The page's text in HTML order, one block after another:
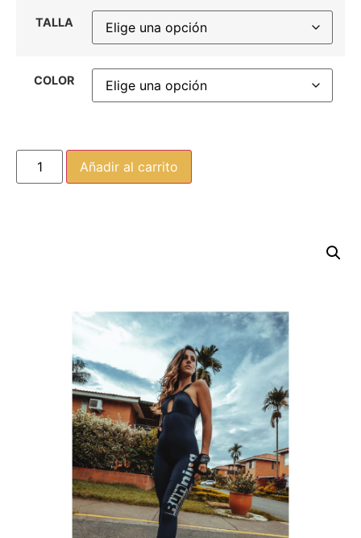
TALLA
COLOR
Añadir al carrito